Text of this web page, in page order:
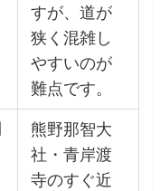
すが、道が
狭く混雑し
やすいのが
難点です。
熊野那智大
社・青岸渡
寺のすぐ近